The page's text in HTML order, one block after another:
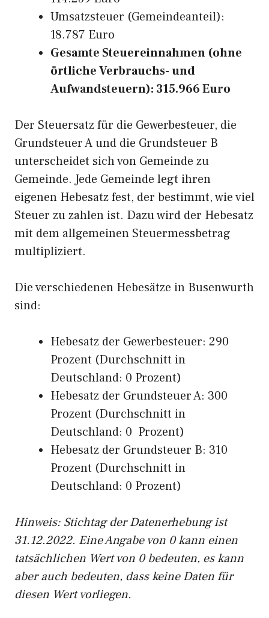
Umsatzsteuer (Gemeindeanteil):
18.787 Euro
Gesamte Steuereinnahmen (ohne
örtliche Verbrauchs- und
Aufwandsteuern): 315.966 Euro
Der Steuersatz für die Gewerbesteuer, die
Grundsteuer A und die Grundsteuer B
unterscheidet sich von Gemeinde zu
Gemeinde. Jede Gemeinde legt ihren
eigenen Hebesatz fest, der bestimmt, wie viel
Steuer zu zahlen ist. Dazu wird der Hebesatz
mit dem allgemeinen Steuermessbetrag
multipliziert.
Die verschiedenen Hebesätze in Busenwurth
sind:
Hebesatz der Gewerbesteuer: 290
Prozent (Durchschnitt in
Deutschland: 0 Prozent)
Hebesatz der Grundsteuer A: 300
Prozent (Durchschnitt in
Deutschland: 0 Prozent)
Hebesatz der Grundsteuer B: 310
Prozent (Durchschnitt in
Deutschland: 0 Prozent)
Hinweis: Stichtag der Datenerhebung ist
31.12.2022. Eine Angabe von 0 kann einen
tatsächlichen Wert von 0 bedeuten, es kann
aber auch bedeuten, dass keine Daten für
diesen Wert vorliegen.